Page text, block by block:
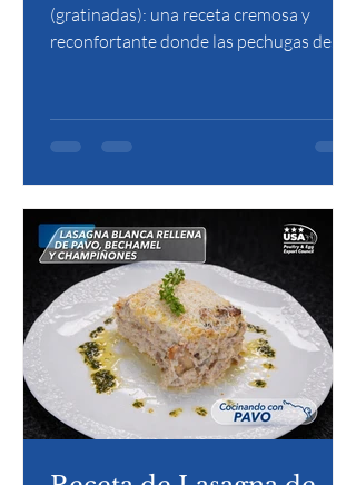
(gratinadas): una receta cremosa y
reconfortante donde las pechugas de
y se gratinan hasta lograr una capa
dorada y ligeramente crujiente.